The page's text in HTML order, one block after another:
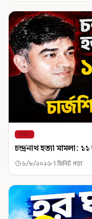
রাজ্য
চন্দ্রনাথ হত্যা মামলা:
৬/৮/২০২৬ 1 মিনিট পড়া